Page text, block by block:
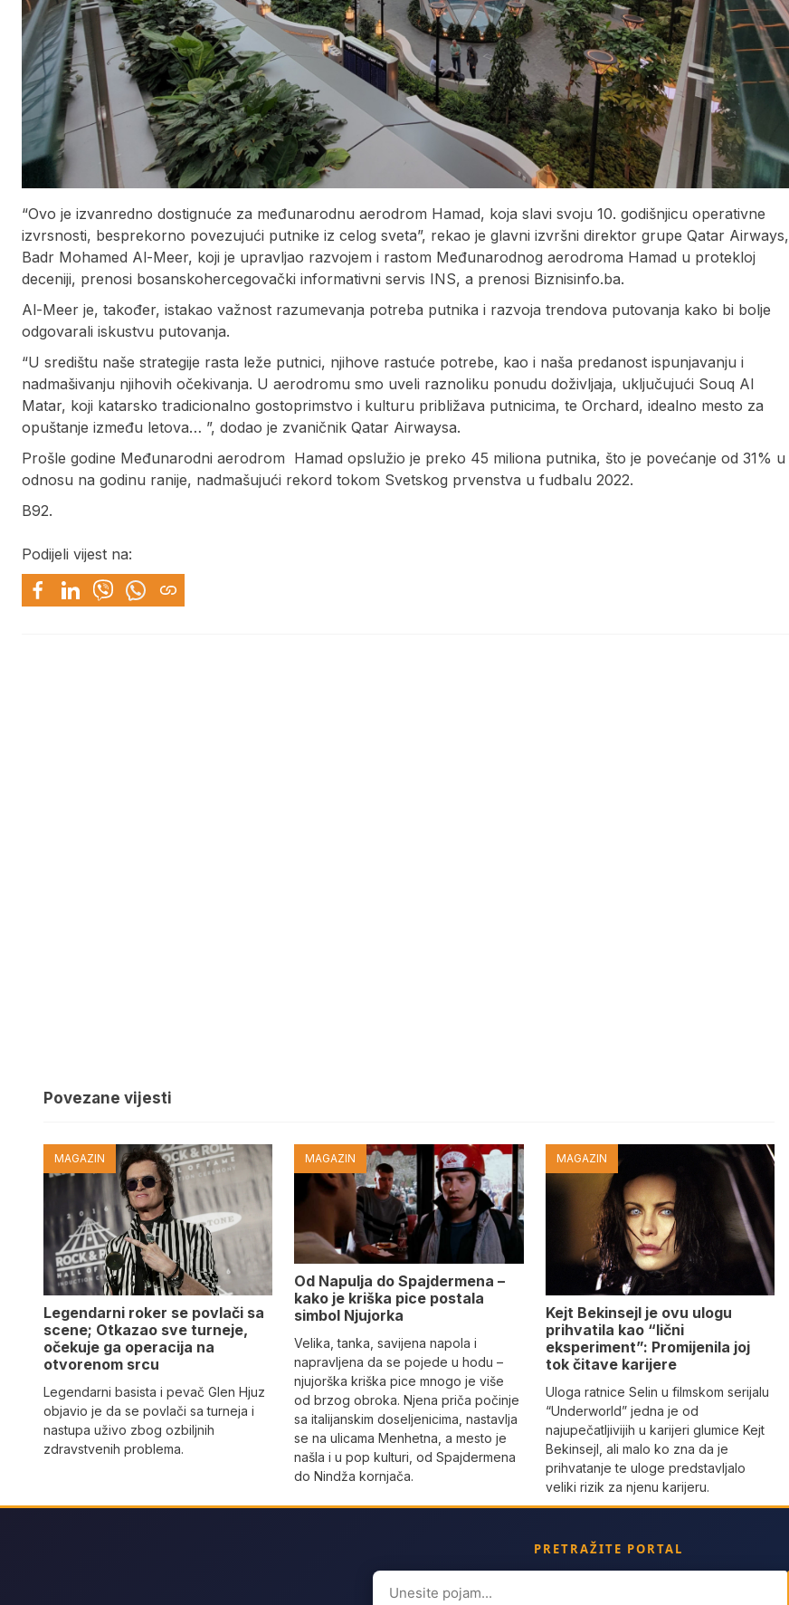
“Ovo je izvanredno dostignuće za međunarodnu aerodrom Hamad, koja slavi svoju 10. godišnjicu operativne
izvrsnosti, besprekorno povezujući putnike iz celog sveta”, rekao je glavni izvršni direktor grupe Qatar Airways,
Badr Mohamed Al-Meer, koji je upravljao razvojem i rastom Međunarodnog aerodroma Hamad u protekloj
deceniji, prenosi bosanskohercegovački informativni servis INS, a prenosi Biznisinfo.ba.
Al-Meer je, također, istakao važnost razumevanja potreba putnika i razvoja trendova putovanja kako bi bolje
odgovarali iskustvu putovanja.
“U središtu naše strategije rasta leže putnici, njihove rastuće potrebe, kao i naša predanost ispunjavanju i
nadmašivanju njihovih očekivanja. U aerodromu smo uveli raznoliku ponudu doživljaja, uključujući Souq Al
Matar, koji katarsko tradicionalno gostoprimstvo i kulturu približava putnicima, te Orchard, idealno mesto za
opuštanje između letova… ”, dodao je zvaničnik Qatar Airwaysa.
Prošle godine Međunarodni aerodrom Hamad opslužio je preko 45 miliona putnika, što je povećanje od 31% u
odnosu na godinu ranije, nadmašujući rekord tokom Svetskog prvenstva u fudbalu 2022.
B92.
Podijeli vijest na:
Povezane vijesti
MAGAZIN
Legendarni roker se povlači sa
scene; Otkazao sve turneje,
očekuje ga operacija na
otvorenom srcu
Legendarni basista i pevač Glen Hjuz
objavio je da se povlači sa turneja i
nastupa uživo zbog ozbiljnih
zdravstvenih problema.
MAGAZIN
Od Napulja do Spajdermena –
kako je kriška pice postala
simbol Njujorka
Velika, tanka, savijena napola i
napravljena da se pojede u hodu –
njujorška kriška pice mnogo je više
od brzog obroka. Njena priča počinje
sa italijanskim doseljenicima, nastavlja
se na ulicama Menhetna, a mesto je
našla i u pop kulturi, od Spajdermena
do Nindža kornjača.
MAGAZIN
Kejt Bekinsejl je ovu ulogu
prihvatila kao “lični
eksperiment”: Promijenila joj
tok čitave karijere
Uloga ratnice Selin u filmskom serijalu
“Underworld” jedna je od
najupečatljivijih u karijeri glumice Kejt
Bekinsejl, ali malo ko zna da je
prihvatanje te uloge predstavljalo
veliki rizik za njenu karijeru.
PRETRAŽITE PORTAL
Search